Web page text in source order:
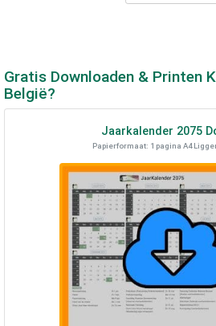
Gratis Downloaden & Printen
België?
Jaarkalender 2075
Papierformaat: 1 pagina A4